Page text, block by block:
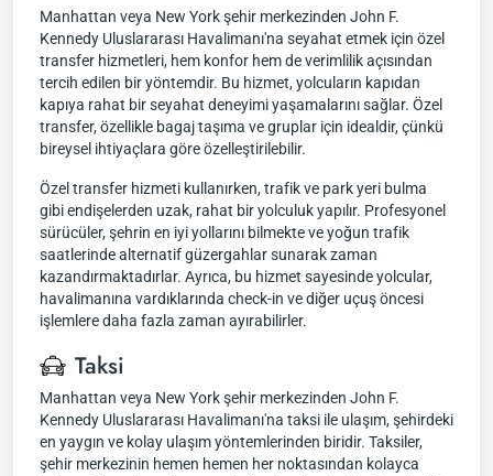
Manhattan veya New York şehir merkezinden John F.
Kennedy Uluslararası Havalimanı'na seyahat etmek için özel
transfer hizmetleri, hem konfor hem de verimlilik açısından
tercih edilen bir yöntemdir. Bu hizmet, yolcuların kapıdan
kapıya rahat bir seyahat deneyimi yaşamalarını sağlar. Özel
transfer, özellikle bagaj taşıma ve gruplar için idealdir, çünkü
bireysel ihtiyaçlara göre özelleştirilebilir.
Özel transfer hizmeti kullanırken, trafik ve park yeri bulma
gibi endişelerden uzak, rahat bir yolculuk yapılır. Profesyonel
sürücüler, şehrin en iyi yollarını bilmekte ve yoğun trafik
saatlerinde alternatif güzergahlar sunarak zaman
kazandırmaktadırlar. Ayrıca, bu hizmet sayesinde yolcular,
havalimanına vardıklarında check-in ve diğer uçuş öncesi
işlemlere daha fazla zaman ayırabilirler.
Taksi
Manhattan veya New York şehir merkezinden John F.
Kennedy Uluslararası Havalimanı'na taksi ile ulaşım, şehirdeki
en yaygın ve kolay ulaşım yöntemlerinden biridir. Taksiler,
şehir merkezinin hemen hemen her noktasından kolayca